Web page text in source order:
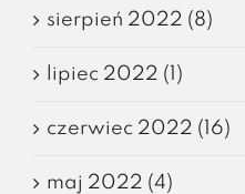
sierpień 2022 (8)
lipiec 2022 (1)
czerwiec 2022 (16)
maj 2022 (4)